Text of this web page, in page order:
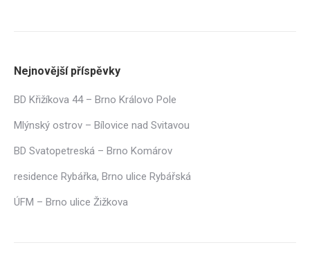
Nejnovější příspěvky
BD Křižíkova 44 – Brno Královo Pole
Mlýnský ostrov – Bílovice nad Svitavou
BD Svatopetreská – Brno Komárov
residence Rybářka, Brno ulice Rybářská
ÚFM – Brno ulice Žižkova